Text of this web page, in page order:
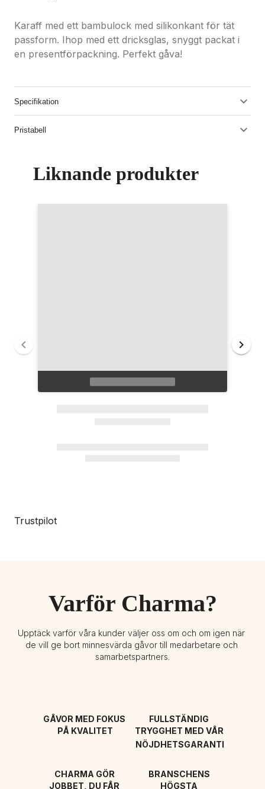
Karaff med ett bambulock med silikonkant för tät
passform. Ihop med ett dricksglas, snyggt packat i
en presentförpackning. Perfekt gåva!
Specifikation
Pristabell
Liknande produkter
Trustpilot
Varför Charma?
Upptäck varför våra kunder väljer oss om och om igen när
de vill ge bort minnesvärda gåvor till medarbetare och
samarbetspartners.
GÅVOR MED FOKUS
PÅ KVALITET
FULLSTÄNDIG
TRYGGHET MED VÅR
NÖJDHETSGARANTI
CHARMA GÖR
JOBBET, DU FÅR
BRANSCHENS
HÖGSTA